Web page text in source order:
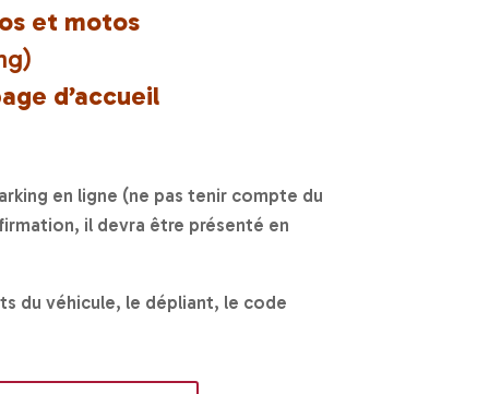
et motos
d’accueil
en ligne (ne pas tenir compte du
il devra être présenté en
du véhicule, le dépliant, le code